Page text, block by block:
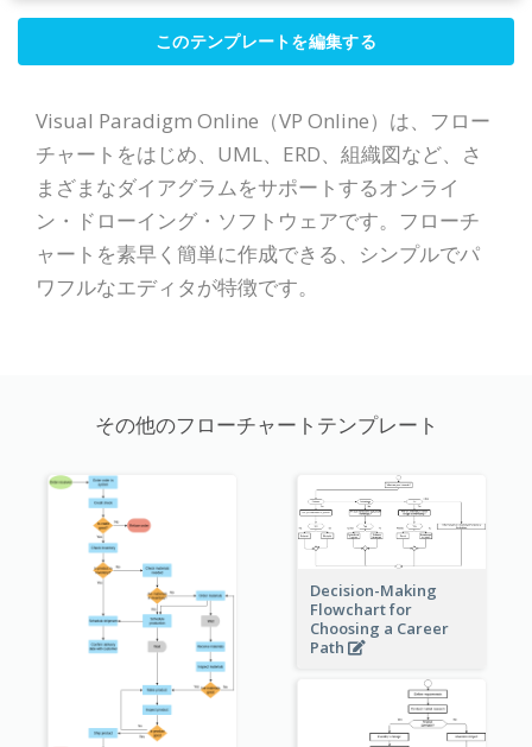
このテンプレートを編集する
Visual Paradigm Online（VP Online）は、フロー
チャートをはじめ、UML、ERD、組織図など、さ
まざまなダイアグラムをサポートするオンライ
ン・ドローイング・ソフトウェアです。フローチ
ャートを素早く簡単に作成できる、シンプルでパ
ワフルなエディタが特徴です。
その他のフローチャートテンプレート
Decision-Making
Flowchart for
Choosing a Career
Path